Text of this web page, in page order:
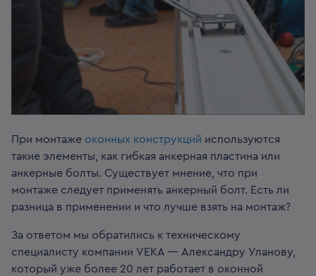
При монтаже оконных конструкций используются
такие элементы, как гибкая анкерная пластина или
анкерные болты. Существует мнение, что при
монтаже следует применять анкерный болт. Есть ли
разница в применении и что лучше взять на монтаж?
За ответом мы обратились к техническому
специалисту компании VEKA — Александру Уланову,
который уже более 20 лет работает в оконной